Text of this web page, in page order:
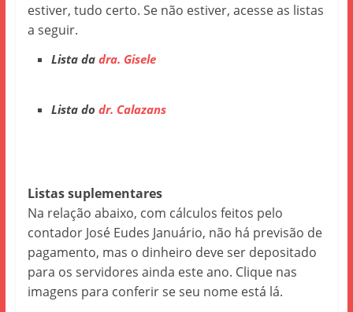
estiver, tudo certo. Se não estiver, acesse as listas
a seguir.
Lista da dra. Gisele
Lista do dr. Calazans
Listas suplementares
Na relação abaixo, com cálculos feitos pelo
contador José Eudes Januário, não há previsão de
pagamento, mas o dinheiro deve ser depositado
para os servidores ainda este ano. Clique nas
imagens para conferir se seu nome está lá.